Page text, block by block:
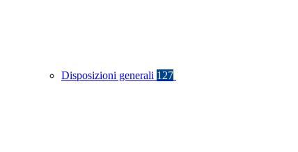
Disposizioni generali 127